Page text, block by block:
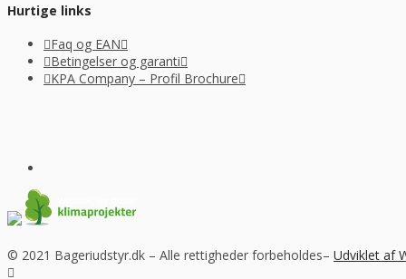
Hurtige links
Faq og EAN
Betingelser og garanti
KPA Company – Profil Brochure
© 2021 Bageriudstyr.dk – Alle rettigheder forbeholdes– Udviklet af